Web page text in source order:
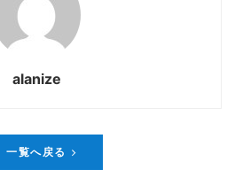
alanize
一覧へ戻る